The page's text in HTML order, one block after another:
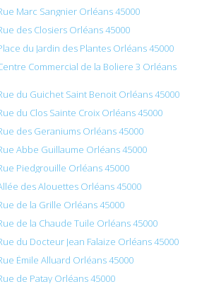
Marc Sangnier Orléans 45000
des Closiers Orléans 45000
du Jardin des Plantes Orléans 45000
Commercial de la Boliere 3 Orléans
du Guichet Saint Benoit Orléans 45000
du Clos Sainte Croix Orléans 45000
des Geraniums Orléans 45000
Abbe Guillaume Orléans 45000
Piedgrouille Orléans 45000
des Alouettes Orléans 45000
de la Grille Orléans 45000
de la Chaude Tuile Orléans 45000
du Docteur Jean Falaize Orléans 45000
Émile Alluard Orléans 45000
de Patay Orléans 45000